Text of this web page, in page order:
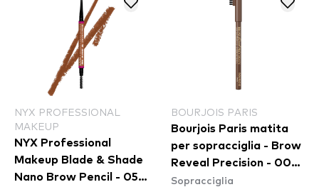
NYX PROFESSIONAL
MAKEUP
NYX Professional
Makeup Blade & Shade
Nano Brow Pencil - 05
BOURJOIS PARIS
Bourjois Paris matita
per sopracciglia - Brow
Reveal Precision - 003
Medium Brown
Sopracciglia